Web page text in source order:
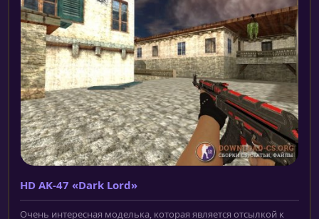
HD AK-47 «Dark Lord»
Очень интересная моделька, которая является отсылкой к